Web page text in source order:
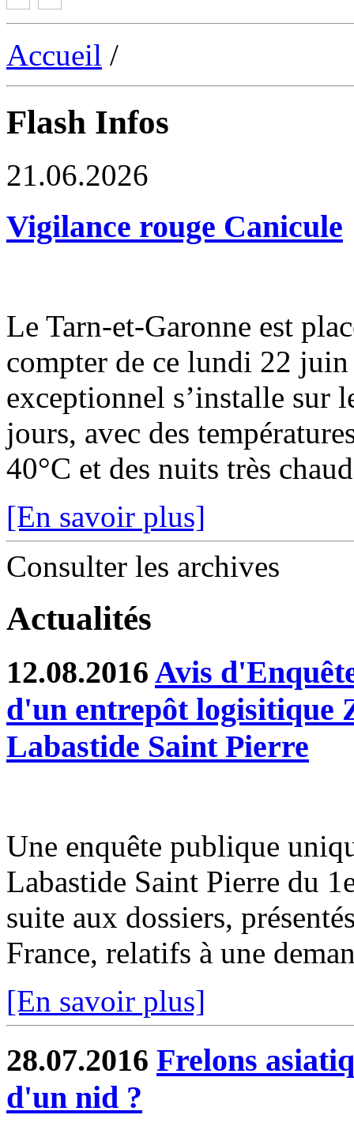
Accueil /
Flash Infos
21.06.2026
Vigilance rouge Canicule
Le Tarn-et-Garonne est
compter de ce lundi 22
exceptionnel s’installe sur
jours, avec des
40°C et des nuits très
[En savoir plus]
Consulter les archives
Actualités
12.08.2016 Avis
d'un entrepôt logisitique
Labastide Saint Pierre
Une enquête publique
Labastide Saint Pierre du
suite aux dossiers,
France, relatifs à une
[En savoir plus]
28.07.2016 Frelons
d'un nid ?